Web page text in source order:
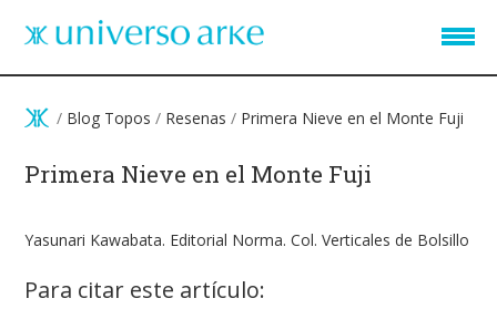
/ Blog Topos / Resenas / Primera Nieve en el Monte Fuji
Primera Nieve en el Monte Fuji
Yasunari Kawabata. Editorial Norma. Col. Verticales de Bolsillo
Para citar este artículo: